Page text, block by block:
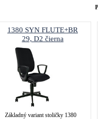
1380 SYN FLUTE+BR
29, D2 čierna
Základný variant stoličky 1380